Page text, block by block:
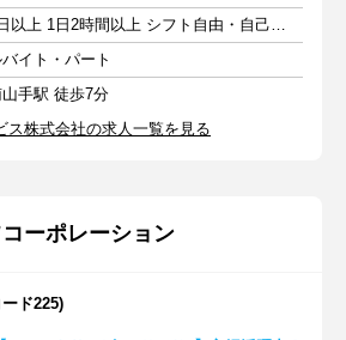
週2日以上 1日2時間以上 シフト自由・自己申告
イト・パート
手駅 徒歩7分
ス株式会社の求人一覧を見る
ーポレーション
ド225)